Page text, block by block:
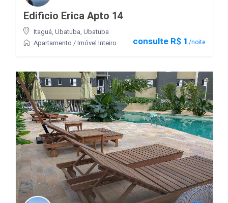
consulte R$ 1 /noite
Edificio Erica Apto 14
Itaguá, Ubatuba Ubatuba
Apartamento / Imóvel Inteiro